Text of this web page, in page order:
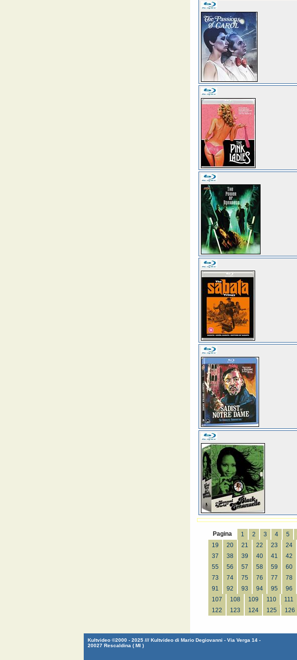
Pagina 1 2 3 4 5
19
20 21 22 23 24
37
38 39 40 41 42
55
56 57 58 59 60
73
74 75 76 77 78
91
92 93 94 95 96
107
108 109 110 111
122
123 124 125 126
Kultvideo ©2000 - 2025 /// Kultvideo di Mario Degiovanni - Via Verga 14 -
20027 Rescaldina ( MI )